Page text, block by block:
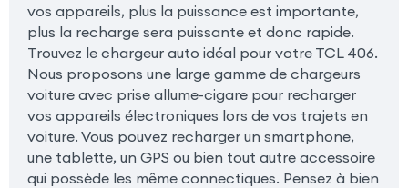
vos appareils, plus la puissance est importante,
plus la recharge sera puissante et donc rapide.
Trouvez le chargeur auto idéal pour votre TCL 406.
Nous proposons une large gamme de chargeurs
voiture avec prise allume-cigare pour recharger
vos appareils électroniques lors de vos trajets en
voiture. Vous pouvez recharger un smartphone,
une tablette, un GPS ou bien tout autre accessoire
qui possède les même connectiques. Pensez à bien